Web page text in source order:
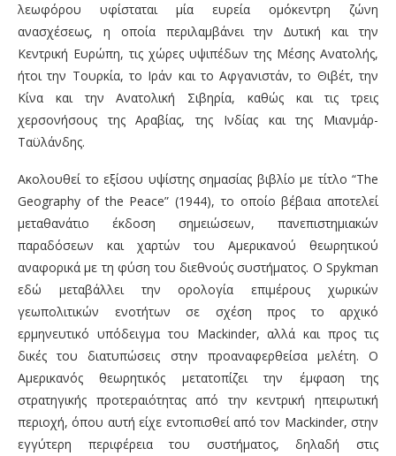
λεωφόρου υφίσταται μία ευρεία ομόκεντρη ζώνη
ανασχέσεως, η οποία περιλαμβάνει την ∆υτική και την
Κεντρική Ευρώπη, τις χώρες υψιπέδων της Μέσης Ανατολής,
ήτοι την Τουρκία, το Ιράν και το Αφγανιστάν, το Θιβέτ, την
Κίνα και την Ανατολική Σιβηρία, καθώς και τις τρεις
χερσονήσους της Αραβίας, της Ινδίας και της Μιανμάρ-
Ταϋλάνδης.
Ακολουθεί το εξίσου υψίστης σημασίας βιβλίο με τίτλο “The
Geography of the Peace” (1944), το οποίο βέβαια αποτελεί
μεταθανάτιο έκδοση σημειώσεων, πανεπιστημιακών
παραδόσεων και χαρτών του Αμερικανού θεωρητικού
αναφορικά με τη φύση του διεθνούς συστήματος. Ο Spykman
εδώ μεταβάλλει την ορολογία επιμέρους χωρικών
γεωπολιτικών ενοτήτων σε σχέση προς το αρχικό
ερμηνευτικό υπόδειγμα του Mackinder, αλλά και προς τις
δικές του διατυπώσεις στην προαναφερθείσα μελέτη. Ο
Αμερικανός θεωρητικός μετατοπίζει την έμφαση της
στρατηγικής προτεραιότητας από την κεντρική ηπειρωτική
περιοχή, όπου αυτή είχε εντοπισθεί από τον Mackinder, στην
εγγύτερη περιφέρεια του συστήματος, δηλαδή στις